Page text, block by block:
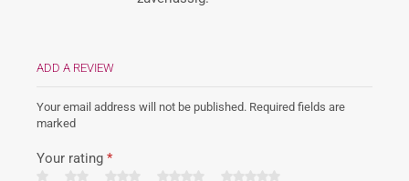
ADD A REVIEW
Your email address will not be published. Required fields are
marked
Your rating *